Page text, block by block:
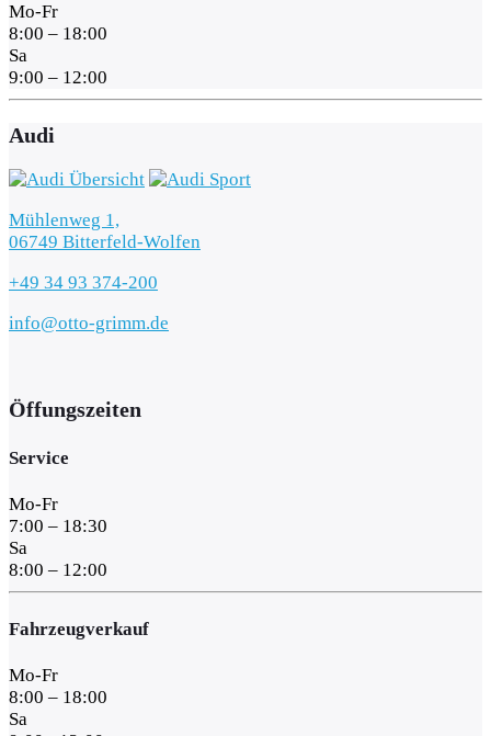
Mo-Fr
8:00 – 18:00
Sa
9:00 – 12:00
Audi
Mühlenweg 1,
06749 Bitterfeld-Wolfen
+49 34 93 374-200
info@otto-grimm.de
Öffungszeiten
Service
Mo-Fr
7:00 – 18:30
Sa
8:00 – 12:00
Fahrzeugverkauf
Mo-Fr
8:00 – 18:00
Sa